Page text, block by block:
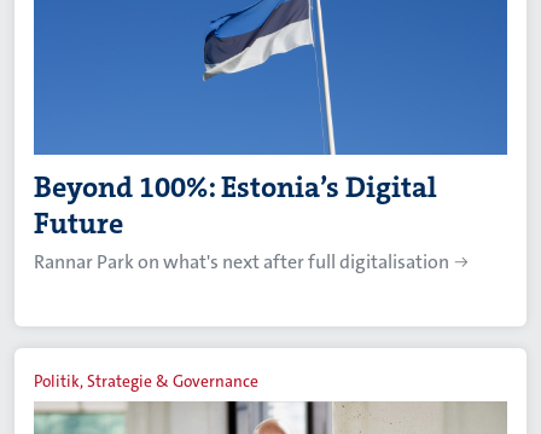
Beyond 100%: Estonia’s Digital
Future
Rannar Park on what's next after full digitalisation
Politik, Strategie & Governance